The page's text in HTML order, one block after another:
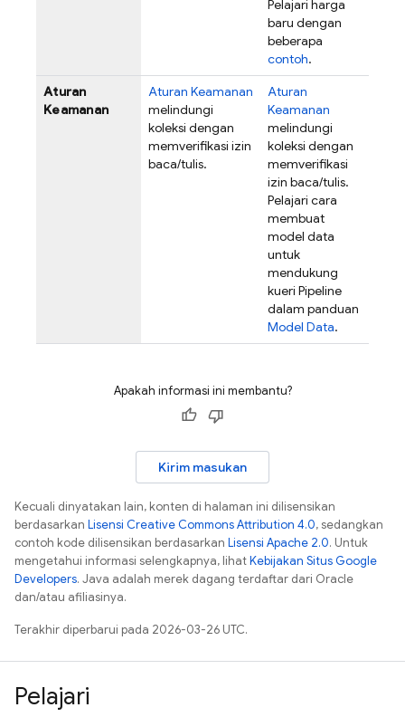
Pelajari harga
baru dengan
beberapa
contoh.
Aturan
Keamanan
Aturan Keamanan
melindungi
koleksi dengan
memverifikasi izin
baca/tulis.
Aturan
Keamanan
melindungi
koleksi dengan
memverifikasi
izin baca/tulis.
Pelajari cara
membuat
model data
untuk
mendukung
kueri Pipeline
dalam panduan
Model Data.
Apakah informasi ini membantu?
Kirim masukan
Kecuali dinyatakan lain, konten di halaman ini dilisensikan
berdasarkan Lisensi Creative Commons Attribution 4.0, sedangkan
contoh kode dilisensikan berdasarkan Lisensi Apache 2.0. Untuk
mengetahui informasi selengkapnya, lihatKebijakan Situs Google
Developers. Java adalah merek dagang terdaftar dari Oracle
dan/atau afiliasinya.
Terakhir diperbarui pada 2026-03-26 UTC.
Pelajari